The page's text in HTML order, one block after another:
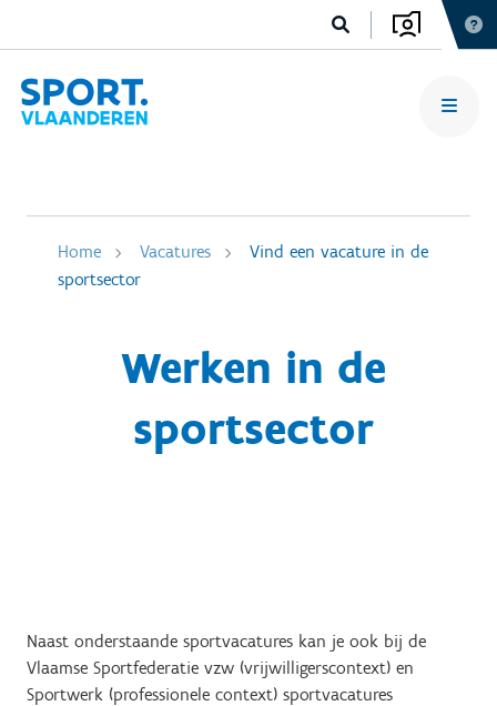
Home Vacatures
Vind een vacature in de
sportsector
Werken in de
sportsector
Naast onderstaande sportvacatures kan je ook bij de
Vlaamse Sportfederatie vzw (vrijwilligerscontext) en
Sportwerk (professionele context) sportvacatures